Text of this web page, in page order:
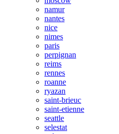
namur
nantes
nice
nimes
paris
perpignan
reims
rennes
roanne
ryazan
saint-brieuc
saint-etienne
seattle
selestat